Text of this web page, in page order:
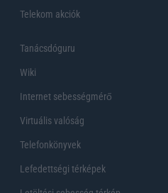
Telekom akciók
Tanácsdóguru
Wiki
Internet sebességmérő
Virtuális valóság
Telefonkönyvek
Lefedettségi térképek